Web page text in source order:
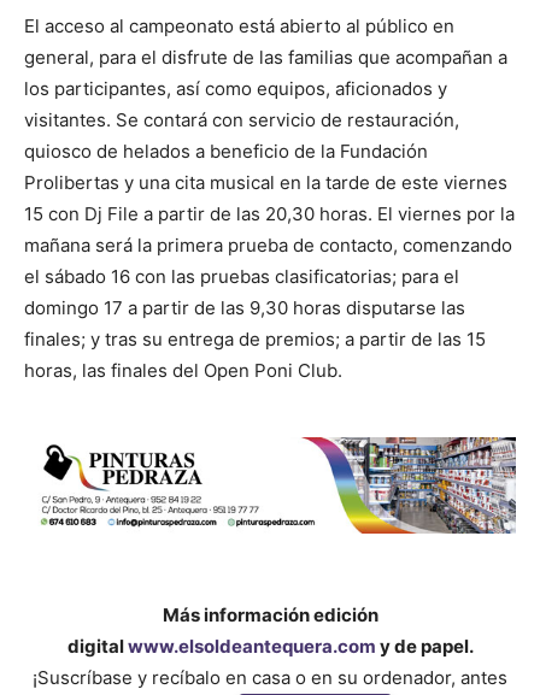
El acceso al campeonato está abierto al público en
general, para el disfrute de las familias que acompañan a
los participantes, así como equipos, aficionados y
visitantes. Se contará con servicio de restauración,
quiosco de helados a beneficio de la Fundación
Prolibertas y una cita musical en la tarde de este viernes
15 con Dj File a partir de las 20,30 horas. El viernes por la
mañana será la primera prueba de contacto, comenzando
el sábado 16 con las pruebas clasificatorias; para el
domingo 17 a partir de las 9,30 horas disputarse las
finales; y tras su entrega de premios; a partir de las 15
horas, las finales del Open Poni Club.
Más información edición
digitalwww.elsoldeantequera.com y de papel.
¡Suscríbase y recíbalo en casa o en su ordenador, antes